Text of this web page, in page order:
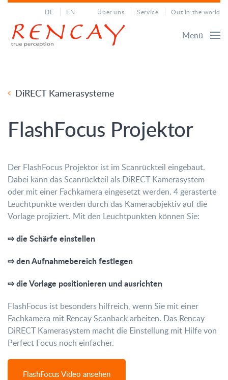
DE EN Über uns Service Out in the world
Menü
DiRECT Kamerasysteme
FlashFocus Projektor
Der FlashFocus Projektor ist im Scanrückteil eingebaut.
Dabei kann das Scanrückteil als DiRECT Kamerasystem
oder mit einer Fachkamera eingesetzt werden. 4 gerasterte
Leuchtpunkte werden durch das Kameraobjektiv auf die
Vorlage projiziert. Mit den Leuchtpunkten können Sie:
⇨ die Schärfe einstellen
⇨ den Aufnahmebereich festlegen
⇨ die Vorlage positionieren und ausrichten
FlashFocus ist besonders hilfreich, wenn Sie mit einer
Fachkamera mit Rencay Scanback arbeiten. Das Rencay
DiRECT Kamerasystem macht die Einstellung mit Hilfe von
Perfect Focus noch einfacher.
FlashFocus Video ansehen